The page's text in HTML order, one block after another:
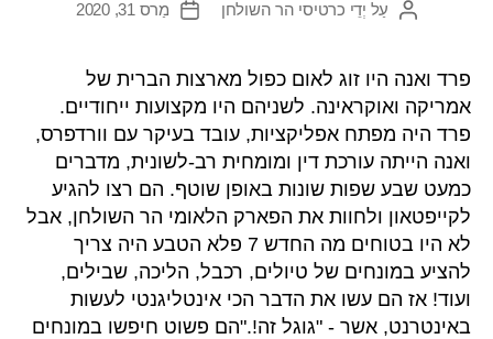
מחברעַל יְדֵי כרטיסי הר השולחן
תאריך
מַרס 31, 2020
פרד ואנה היו זוג לאום כפול מארצות הברית של
אמריקה ואוקראינה. לשניהם היו מקצועות ייחודיים.
פרד היה מפתח אפליקציות, עובד בעיקר עם וורדפרס,
ואנה הייתה עורכת דין ומומחית רב-לשונית, מדברים
כמעט שבע שפות שונות באופן שוטף. הם רצו להגיע
לקייפטאון ולחוות את הפארק הלאומי הר השולחן, אבל
לא היו בטוחים מה החדש 7 פלא הטבע היה צריך
להציע במונחים של טיולים, רכבל, הליכה, שבילים,
ועוד! אז הם עשו את הדבר הכי אינטליגנטי לעשות
באינטרנט, אשר - "גוגל זה!."הם פשוט חיפשו במונחים